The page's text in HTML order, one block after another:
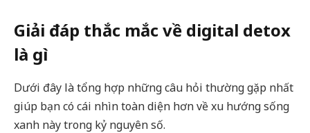
Giải đáp thắc mắc về digital detox
là gì
Dưới đây là tổng hợp những câu hỏi thường gặp nhất
giúp bạn có cái nhìn toàn diện hơn về xu hướng sống
xanh này trong kỷ nguyên số.